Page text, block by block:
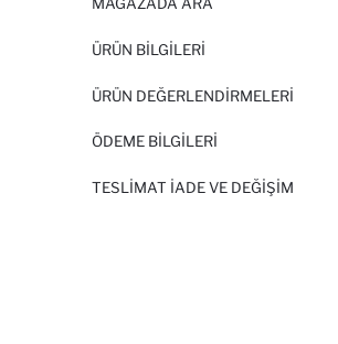
MAĞAZADA ARA
ÜRÜN BILGILERI
ÜRÜN DEĞERLENDİRMELERİ
ÖDEME BİLGİLERİ
TESLIMAT İADE VE DEĞIŞIM